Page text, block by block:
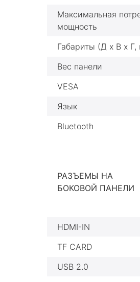
Максимальная
мощность
Габариты (Д х В х
Вес панели
VESA
Язык
Bluetooth
РАЗЪЕМЫ НА
БОКОВОЙ ПАНЕЛИ
HDMI-IN
TF CARD
USB 2.0